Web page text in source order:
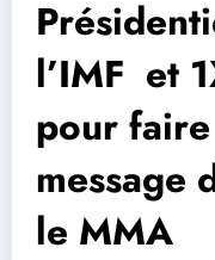
l’IMF et
pour
message
le MMA